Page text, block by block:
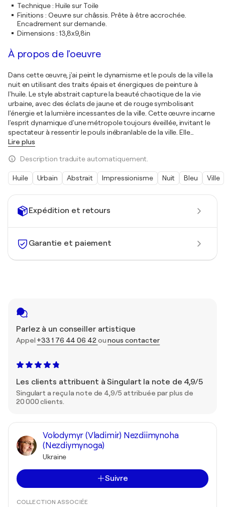
Expédition et retours
Garantie et paiement
Parlez à un conseiller artistique
Appel +33 1 76 44 06 42 ounous contacter
Les clients attribuent à Singulart la note de 4,9/5
Singulart a reçu la note de 4,9/5 attribuée par plus de
20 000 clients.
Volodymyr (Vladimir) Nezdiimynoha
(Nezdiymynoga)
Ukraine
Suivre
COLLECTION ASSOCIÉE
Technique: Huile sur Toile
Finitions : Oeuvre sur châssis. Prête à être accrochée.
Encadrement sur demande.
Dimensions : 13,8x9,8in
À propos de l'oeuvre
Dans cette œuvre, j'ai peint le dynamisme et le pouls de la ville la
nuit en utilisant des traits épais et énergiques de peinture à
l'huile. Le style abstrait capture la beauté chaotique de la vie
urbaine, avec des éclats de jaune et de rouge symbolisant
l'énergie et la lumière incessantes de la ville. Cette œuvre incarne
l'esprit dynamique d'une métropole toujours éveillée, invitant le
spectateur à ressentir le pouls inébranlable de la ville. Elle…
Lire plus
Description traduite automatiquement.
Huile Urbain Abstrait Impressionisme Nuit Bleu Ville